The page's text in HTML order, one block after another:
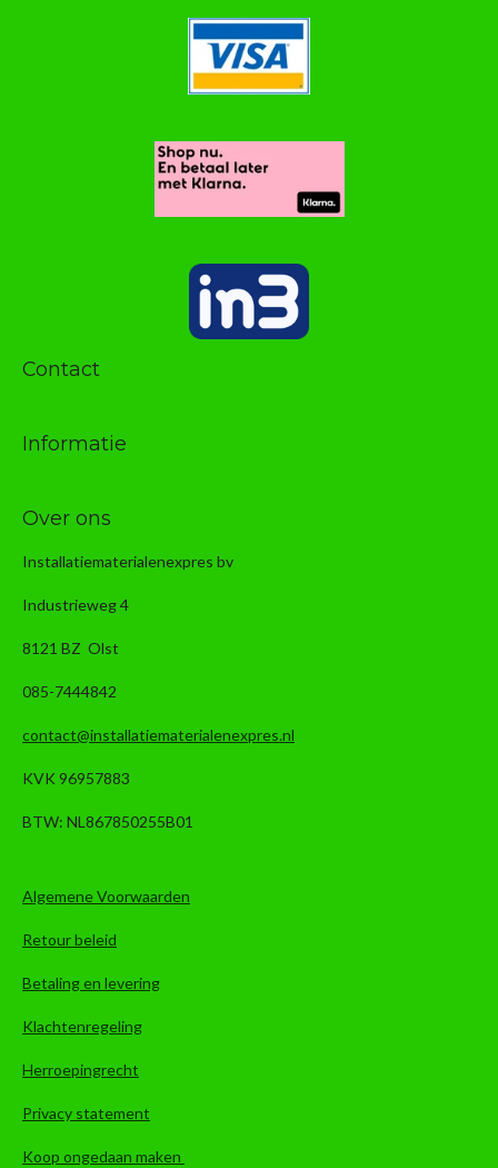
Contact
Informatie
Over ons
Installatiematerialenexpres bv
Industrieweg 4
8121 BZ Olst
085-7444842
contact@installatiematerialenexpres.nl
KVK 96957883
BTW: NL867850255B01
Algemene Voorwaarden
Retour beleid
Betaling en levering
Klachtenregeling
Herroepingrecht
Privacy statement
Koop ongedaan maken